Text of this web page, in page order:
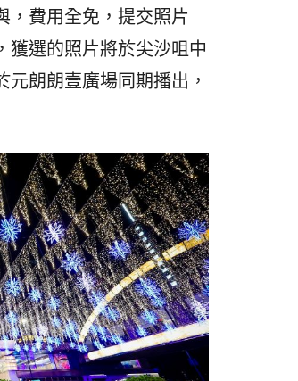
，費用全免，提交照片
獲選的照片將於尖沙咀中
朗朗壹廣場同期播出，